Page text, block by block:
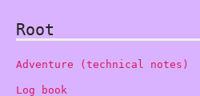
Root
Adventure (technical notes)
Log book